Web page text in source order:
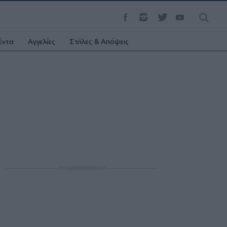
Αγγελίες Στήλες & Απόψεις